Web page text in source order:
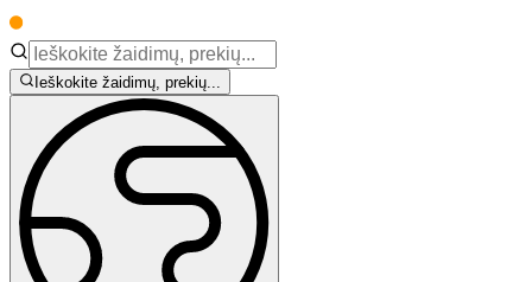
Ieškokite žaidimų, prekių...